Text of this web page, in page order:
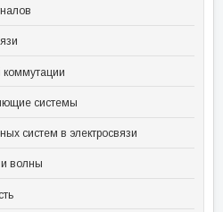
коммутации
системы
систем в электросвязи
волны